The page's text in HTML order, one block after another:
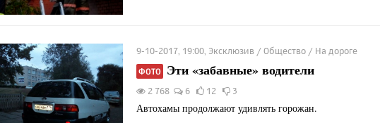
9-10-2017, 19:00, Эксклюзив / Общество / На дороге
ФОТО Эти «забавные» водители
2 768 6 12 3
Автохамы продолжают удивлять горожан.